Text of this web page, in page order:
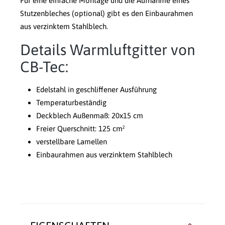
Stutzenbleches (optional) gibt es den Einbaurahmen
aus verzinktem Stahlblech.
Details Warmluftgitter von
CB-Tec:
Edelstahl in geschliffener Ausführung
Temperaturbeständig
Deckblech Außenmaß: 20x15 cm
Freier Querschnitt: 125 cm²
verstellbare Lamellen
Einbaurahmen aus verzinktem Stahlblech